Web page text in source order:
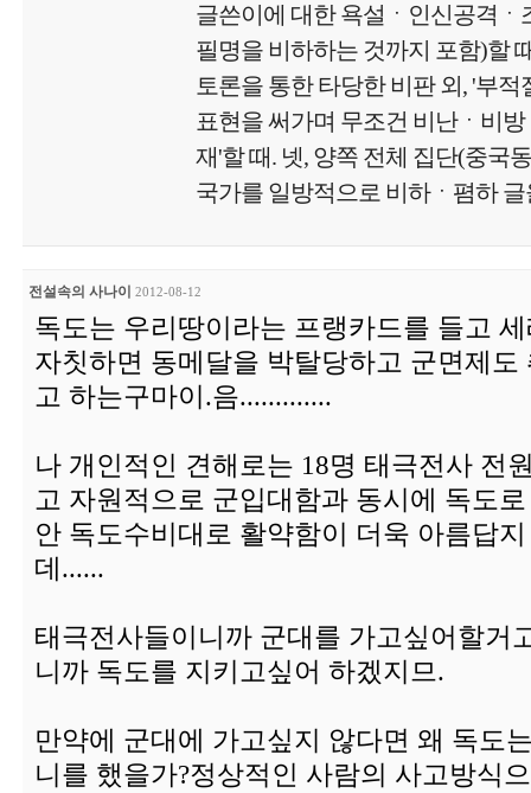
글쓴이에 대한 욕설ㆍ인신공격ㆍ
필명을 비하하는 것까지 포함)할
토론을 통한 타당한 비판 외, '부
표현을 써가며 무조건 비난ㆍ비
재'할 때. 넷, 양쪽 전체 집단(중국
국가를 일방적으로 비하ㆍ폄하 글
전설속의 사나이 2012-08-12
독도는 우리땅이라는 프랭카드를 들고
자칫하면 동메달을 박탈당하고 군면제
고 하는구마이.음.............
나 개인적인 견해로는 18명 태극전사 전
고 자원적으로 군입대함과 동시에 독도
안 독도수비대로 활약함이 더욱 아름답
데......
태극전사들이니까 군대를 가고싶어할거
니까 독도를 지키고싶어 하겠지므.
만약에 군대에 가고싶지 않다면 왜 독도
니를 했을가?정상적인 사람의 사고방식